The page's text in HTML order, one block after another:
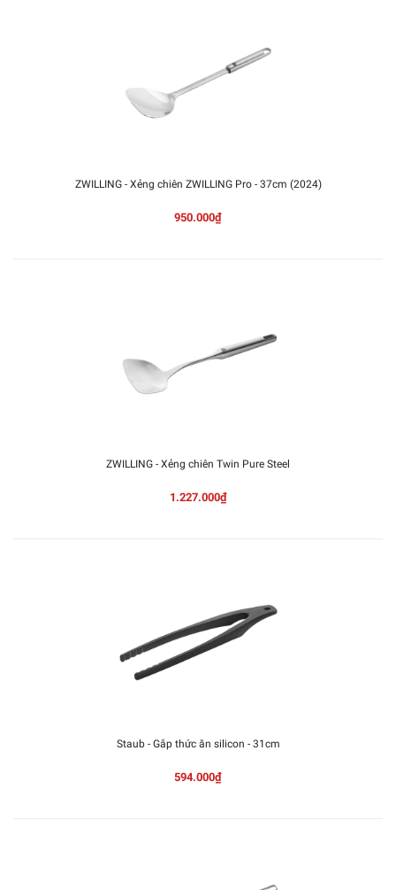
ZWILLING - Xẻng chiên ZWILLING Pro - 37cm (2024)
950.000₫
ZWILLING - Xẻng chiên Twin Pure Steel
1.227.000₫
Staub - Gắp thức ăn silicon - 31cm
594.000₫